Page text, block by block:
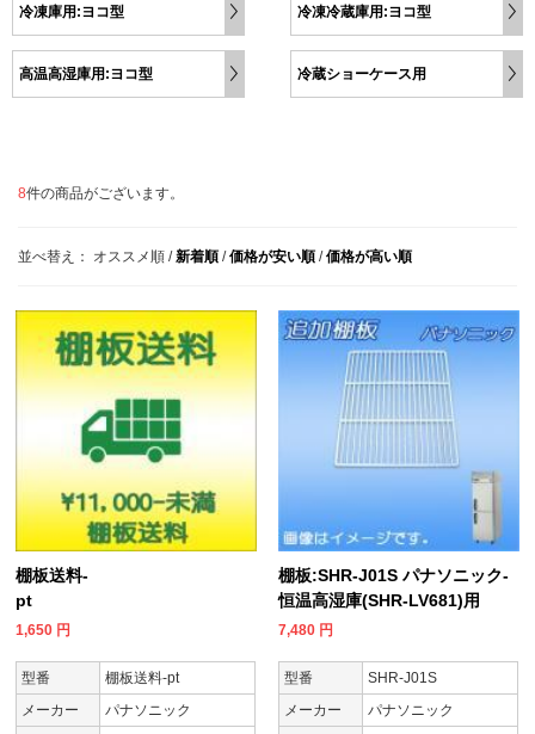
冷凍庫用:ヨコ型 冷凍冷蔵庫用:ヨコ型
高温高湿庫用:ヨコ型 冷蔵ショーケース用
8件の商品がございます。
並べ替え： オススメ順 /新着順 /価格が安い順 /価格が高い順
棚板送料-
pt
1,650 円
型番
棚板送料-pt
メーカー
パナソニック
棚板:SHR-J01S パナソニック-
恒温高湿庫(SHR-LV681)用
7,480 円
型番
SHR-J01S
メーカー
パナソニック